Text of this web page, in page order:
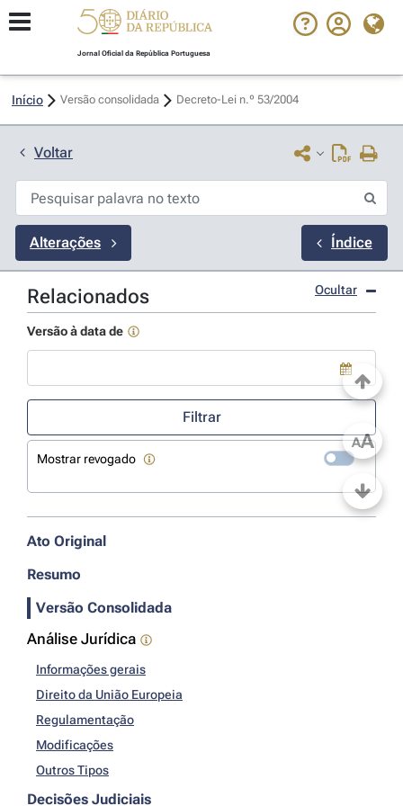
Jornal Oficial da República Portuguesa
Início Versão consolidada Decreto-Lei n.º 53/2004
Voltar
Alterações Índice
Relacionados Ocultar
Versão à data de
Use a tecla de seta para baixo para abrir o calendário; Use as
Filtrar
Mostrar revogado
Ato Original
Resumo
Versão Consolidada
Análise Jurídica
Informações gerais
Direito da União Europeia
Regulamentação
Modificações
Outros Tipos
Decisões Judiciais
AA